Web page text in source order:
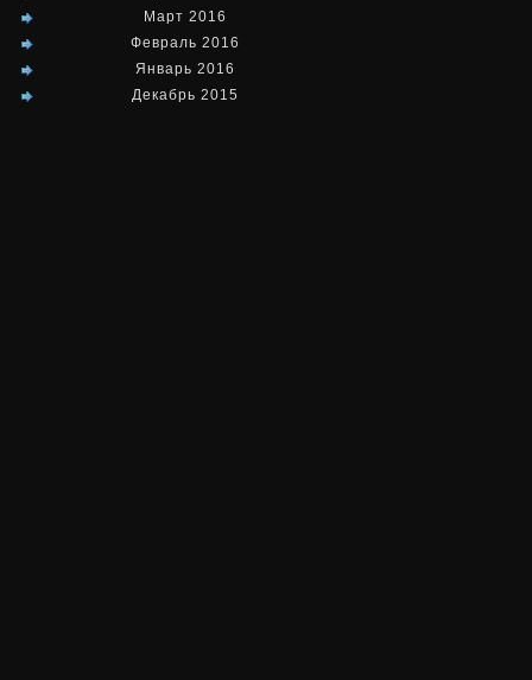
Март 2016
Февраль 2016
Январь 2016
Декабрь 2015